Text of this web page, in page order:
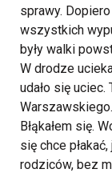
sprawy.
wszystkich
były walki
W drodze
udało się
Warszawskiego.
Błąkałem się.
się chce
rodziców, bez